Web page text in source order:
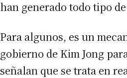
han generado todo tipo
Para algunos, es un
gobierno de Kim Jong
señalan que se trata en